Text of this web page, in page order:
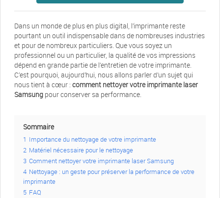
Dans un monde de plus en plus digital, l’imprimante reste
pourtant un outil indispensable dans de nombreuses industries
et pour de nombreux particuliers. Que vous soyez un
professionnel ou un particulier, la qualité de vos impressions
dépend en grande partie de l’entretien de votre imprimante.
C’est pourquoi, aujourd’hui, nous allons parler d’un sujet qui
nous tient à cœur : comment nettoyer votre imprimante laser
Samsung pour conserver sa performance.
Sommaire
1 Importance du nettoyage de votre imprimante
2 Matériel nécessaire pour le nettoyage
3 Comment nettoyer votre imprimante laser Samsung
4 Nettoyage : un geste pour préserver la performance de votre
imprimante
5 FAQ